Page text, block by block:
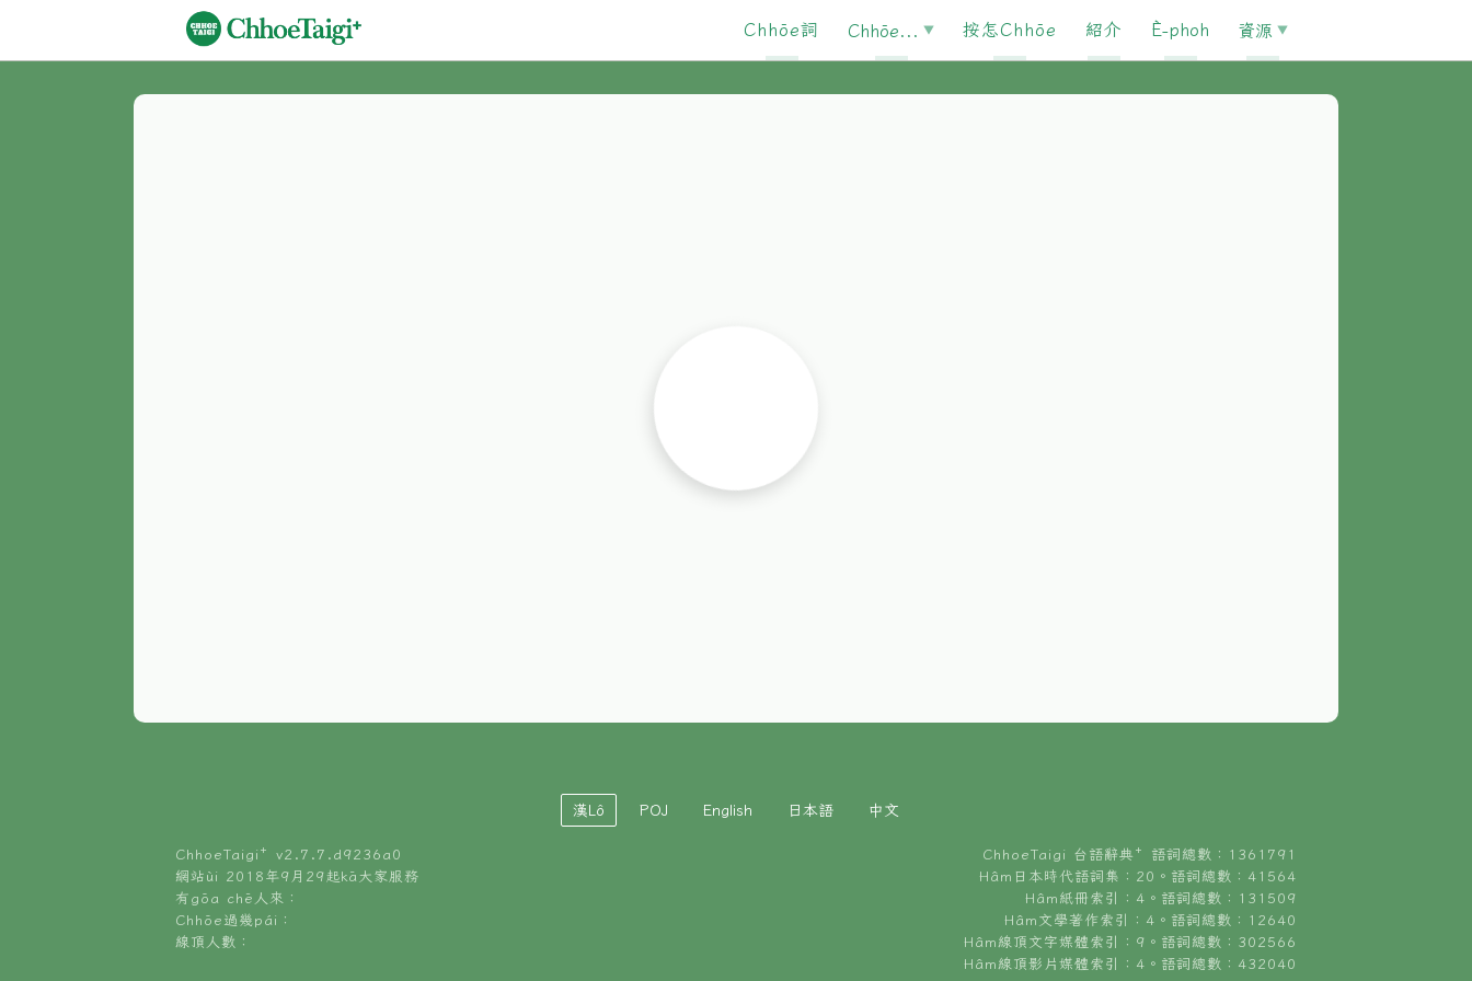
Chhōe詞 Chhōe... 按怎Chhōe 紹介 È-phoh 資源
漢Lô POJ English 日本語 中文
ChhoeTaigi⁺ v2.7.7.d9236a0
網站ùi 2018年9月29起kā大家服務
有gōa chē人來：
Chhōe過幾pái：
線頂人數：
ChhoeTaigi 台語辭典⁺ 語詞總數：1361791
Hâm日本時代語詞集：20。語詞總數：41564
Hâm紙冊索引：4。語詞總數：131509
Hâm文學著作索引：4。語詞總數：12640
Hâm線頂文字媒體索引：9。語詞總數：302566
Hâm線頂影片媒體索引：4。語詞總數：432040